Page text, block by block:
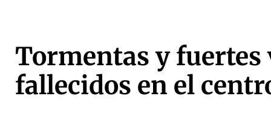
Tormentas y fuertes
fallecidos en el